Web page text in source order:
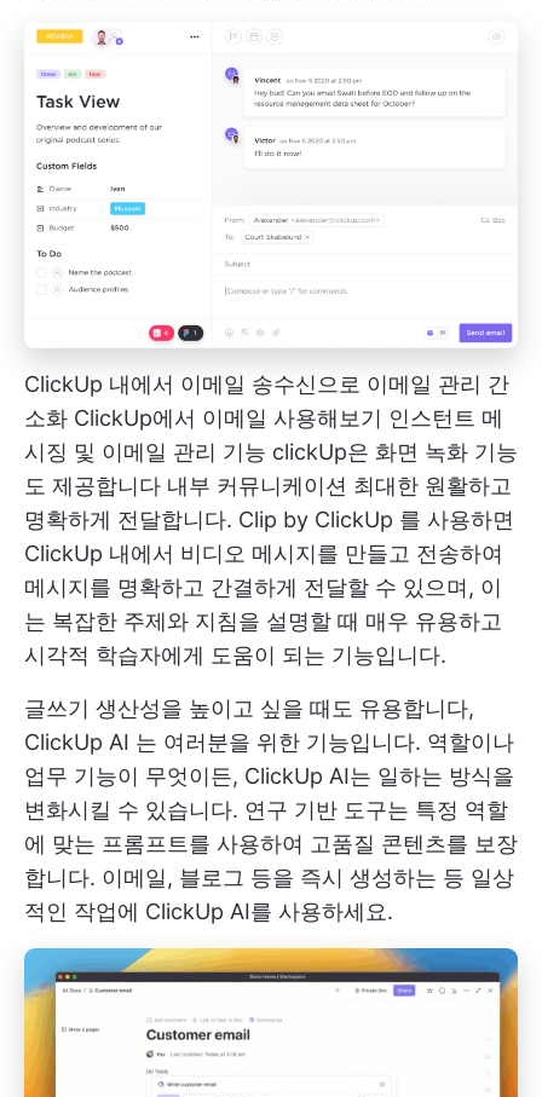
ClickUp 내에서 이메일 송수신으로 이메일 관리 간
소화 ClickUp에서 이메일 사용해보기 인스턴트 메
시징 및 이메일 관리 기능 clickUp은 화면 녹화 기능
도 제공합니다 내부 커뮤니케이션 최대한 원활하고
명확하게 전달합니다. Clip by ClickUp 를 사용하면
ClickUp 내에서 비디오 메시지를 만들고 전송하여
메시지를 명확하고 간결하게 전달할 수 있으며, 이
는 복잡한 주제와 지침을 설명할 때 매우 유용하고
시각적 학습자에게 도움이 되는 기능입니다.
글쓰기 생산성을 높이고 싶을 때도 유용합니다,
ClickUp AI 는 여러분을 위한 기능입니다. 역할이나
업무 기능이 무엇이든, ClickUp AI는 일하는 방식을
변화시킬 수 있습니다. 연구 기반 도구는 특정 역할
에 맞는 프롬프트를 사용하여 고품질 콘텐츠를 보장
합니다. 이메일, 블로그 등을 즉시 생성하는 등 일상
적인 작업에 ClickUp AI를 사용하세요.